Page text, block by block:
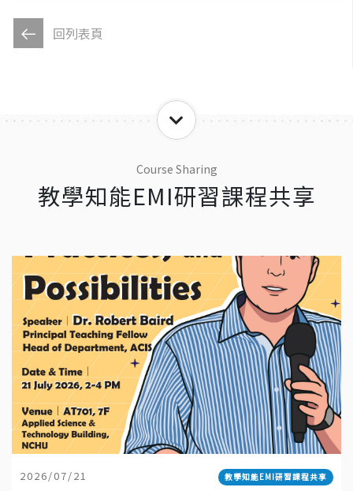
回列表頁
Course Sharing
教學知能EMI研習課程共享
2026/07/21 教學知能EMI研習課程共享